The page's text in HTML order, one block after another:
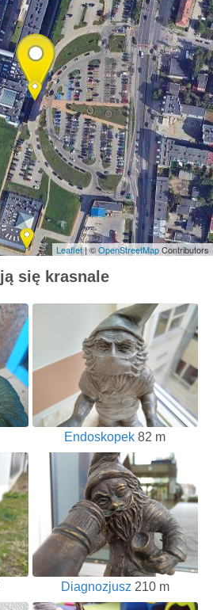
Leaflet| ©OpenStreetMapContributors
się krasnale
Endoskopek 82 m
Diagnozjusz 210 m